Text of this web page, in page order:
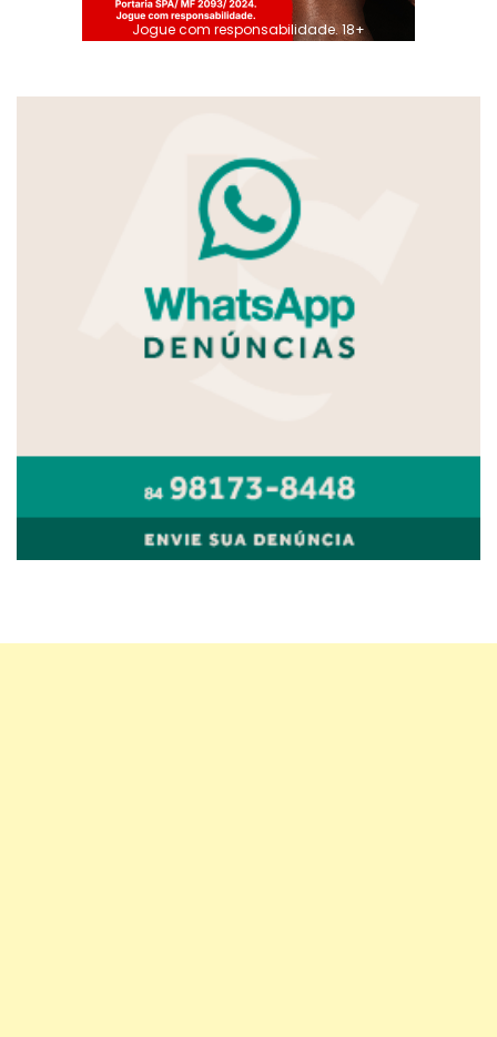
Jogue com responsabilidade. 18+